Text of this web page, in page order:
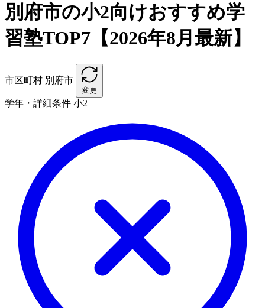
別府市の小2向けおすすめ学
習塾TOP7【2026年8月最新】
市区町村 別府市
変更
学年・詳細条件 小2